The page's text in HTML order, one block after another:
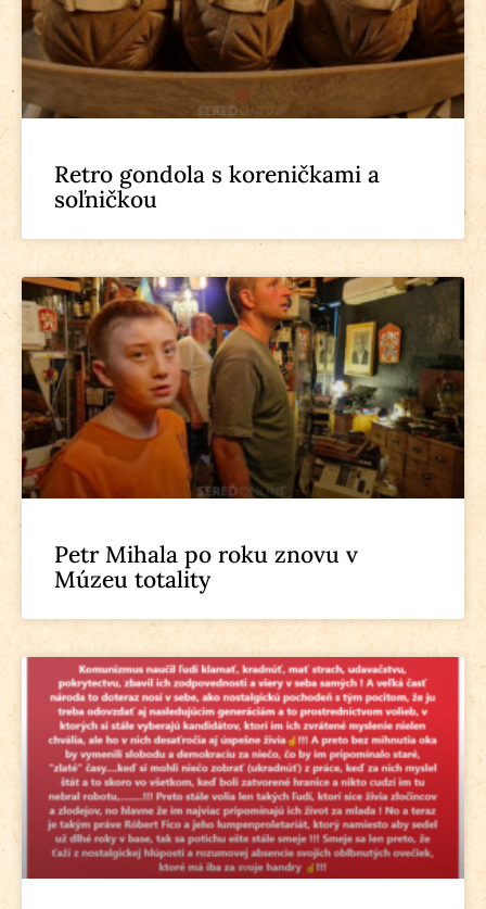
Retro gondola s koreničkami a
soľničkou
Petr Mihala po roku znovu v
Múzeu totality